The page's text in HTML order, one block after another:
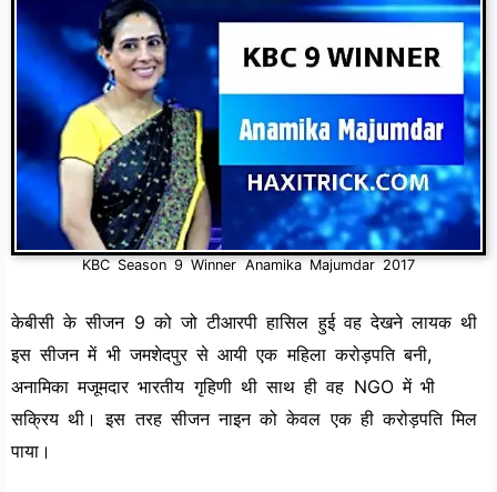
KBC Season 9 Winner Anamika Majumdar 2017
केबीसी के सीजन 9 को जो टीआरपी हासिल हुई वह देखने लायक थी
इस सीजन में भी जमशेदपुर से आयी एक महिला करोड़पति बनी,
अनामिका मजूमदार भारतीय गृहिणी थी साथ ही वह NGO में भी
सक्रिय थी। इस तरह सीजन नाइन को केवल एक ही करोड़पति मिल
पाया।